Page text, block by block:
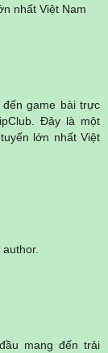
nhất Việt Nam
game bài trực
Đây là một
lớn nhất Việt
mang đến trải